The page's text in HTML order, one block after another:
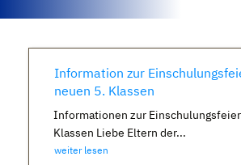
Information zur
neuen 5. Klassen
Informationen zur
Klassen Liebe Eltern der...
weiter lesen